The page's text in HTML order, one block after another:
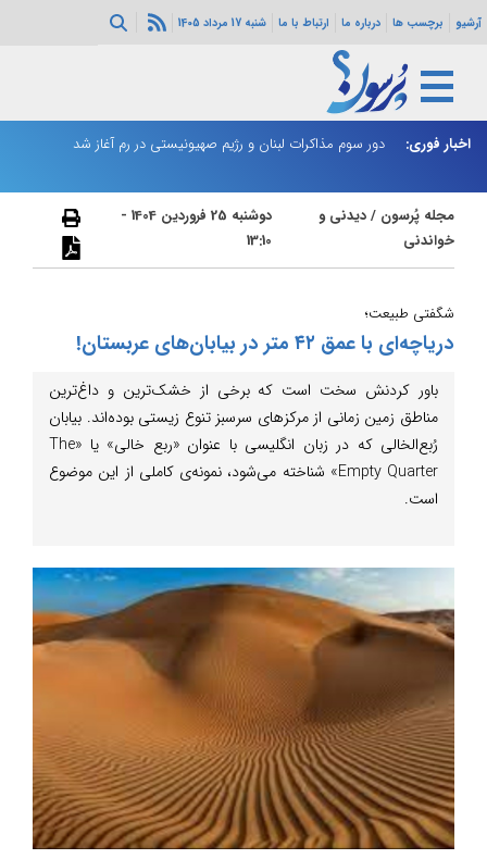
آرشیو برچسب ها درباره ما ارتباط با ما شنبه 17 مرداد 1405
اخبار فوری:
مهمات دور سوم مذاکرات لبنان و رژیم صهیونیستی در رم آغاز شد
مجله پُرسون /دیدنی و
خواندنی
دوشنبه 25 فروردین 1404 -
13:10
شگفتی طبیعت؛‌
دریاچه‌ای با عمق ۴۲ متر در بیابان‌های عربستان!
باور کردنش سخت است که برخی از خشک‌ترین و داغ‌ترین
مناطق زمین زمانی از مرکزهای سرسبز تنوع زیستی بوده‌اند. بیابان
رُبع‌الخالی که در زبان انگلیسی با عنوان «ربع خالی» یا «The
Empty Quarter» شناخته می‌شود، نمونه‌ی کاملی از این موضوع
است.